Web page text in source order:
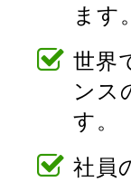
ます。
世界
ンス
す。
社員